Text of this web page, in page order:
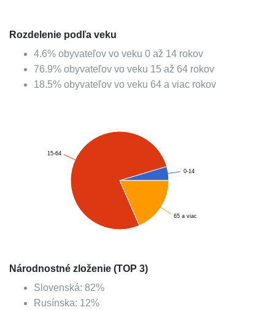
Rozdelenie podľa veku
4.6% obyvateľov vo veku 0 až 14 rokov
76.9% obyvateľov vo veku 15 až 64 rokov
18.5% obyvateľov vo veku 64 a viac rokov
0-14
15-64
65 a viac
Národnostné zloženie (TOP 3)
Slovenská: 82%
Rusínska: 12%